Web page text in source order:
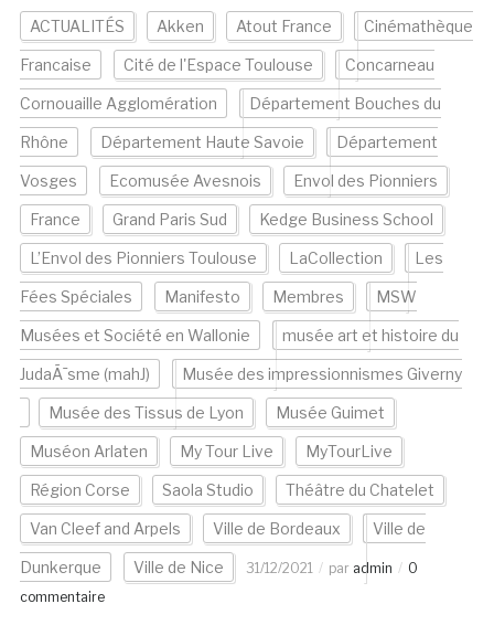
ACTUALITÉS Akken Atout France Cinémathèque
Francaise Cité de l'Espace Toulouse Concarneau
Cornouaille Agglomération Département Bouches du
Rhône Département Haute Savoie Département
Vosges Ecomusée Avesnois Envol des Pionniers
France Grand Paris Sud Kedge Business School
L’Envol des Pionniers Toulouse LaCollection Les
Fées Spéciales Manifesto Membres MSW
Musées et Société en Wallonie musée art et histoire du
JudaÃ¯sme (mahJ) Musée des impressionnismes Giverny
Musée des Tissus de Lyon Musée Guimet
Muséon Arlaten My Tour Live MyTourLive
Région Corse Saola Studio Théâtre du Chatelet
Van Cleef and Arpels Ville de Bordeaux Ville de
Dunkerque Ville de Nice 31/12/2021 par admin
0
commentaire